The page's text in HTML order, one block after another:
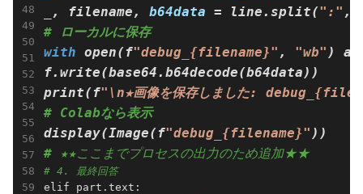
_, filename, b64data = line.split(":" ,
# ローカルに保存
with open(f"debug_{filename}" , "wb" )
f.write(base64.b64decode(b64data))
print(f"\n★画像を保存しました:
# Colabなら表示
display(Image(f"debug_{filename}"
# ★★ここまでプロセスの出力のため追加★★
# 4. 最終回答
elif part.text: